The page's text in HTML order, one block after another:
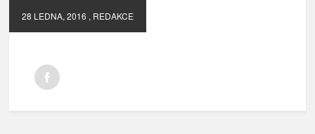
28 LEDNA, 2016 , REDAKCE